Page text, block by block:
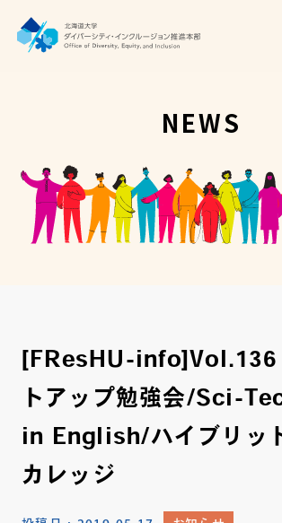
推進本部について
アクセス・お問い合わせ
NEWS
[FResHU-
トアップ勉強会/Sci-
in English/ハイブリッ
カレッジ